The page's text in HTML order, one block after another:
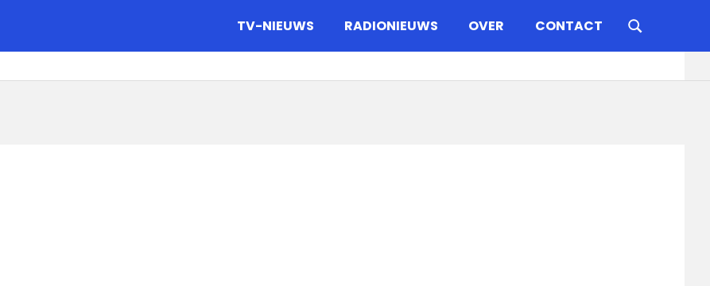
TV-NIEUWS RADIONIEUWS OVER CONTACT